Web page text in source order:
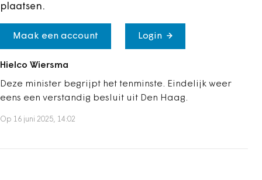
plaatsen.
Maak een account Login
Hielco Wiersma
Deze minister begrijpt het tenminste. Eindelijk weer
eens een verstandig besluit uit Den Haag.
Op 16 juni 2025, 14:02